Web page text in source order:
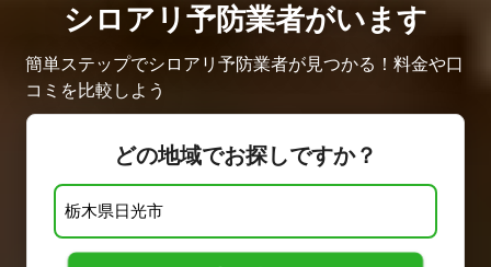
シロアリ予防業者がいます
簡単ステップでシロアリ予防業者が見つかる！料金や口
コミを比較しよう
どの地域でお探しですか？